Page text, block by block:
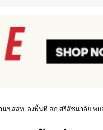
นฯ สสท. ลงพื้นที่ สก.ศรีสัชนาลัย